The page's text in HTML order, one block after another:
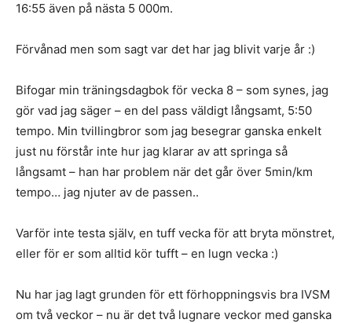
16:55 även på nästa 5 000m.
Förvånad men som sagt var det har jag blivit varje år :)
Bifogar min träningsdagbok för vecka 8 – som synes, jag
gör vad jag säger – en del pass väldigt långsamt, 5:50
tempo. Min tvillingbror som jag besegrar ganska enkelt
just nu förstår inte hur jag klarar av att springa så
långsamt – han har problem när det går över 5min/km
tempo… jag njuter av de passen..
Varför inte testa själv, en tuff vecka för att bryta mönstret,
eller för er som alltid kör tufft – en lugn vecka :)
Nu har jag lagt grunden för ett förhoppningsvis bra IVSM
om två veckor – nu är det två lugnare veckor med ganska